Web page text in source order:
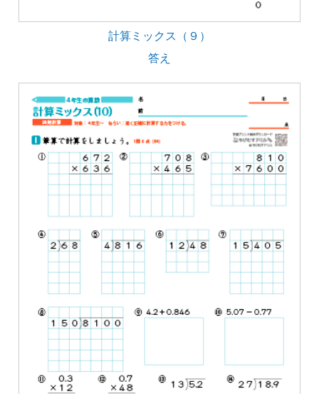
計算ミックス（９）
答え